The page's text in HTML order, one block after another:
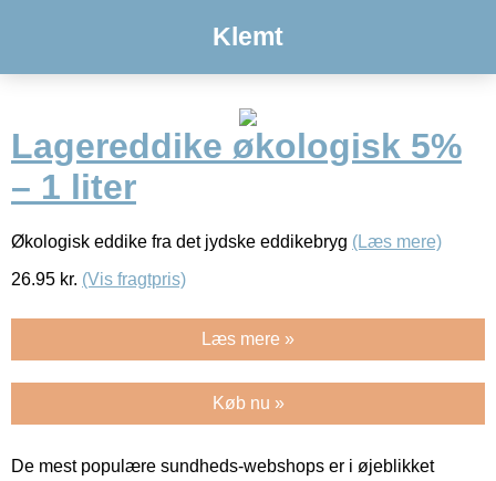
Klemt
Lagereddike økologisk 5%
– 1 liter
Økologisk eddike fra det jydske eddikebryg (Læs mere)
26.95 kr. (Vis fragtpris)
Læs mere »
Køb nu »
De mest populære sundheds-webshops er i øjeblikket